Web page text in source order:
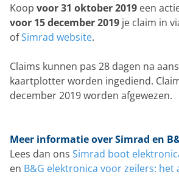
Koop voor 31 oktober 2019 een
voor 15 december 2019 je claim in
ofSimrad website.
Claims kunnen pas 28 dagen na
kaartplotter worden ingediend.
december 2019 worden afgewezen.
Meer informatie over Simrad en
Lees dan ons Simrad boot
en B&G elektronica voor zeilers: